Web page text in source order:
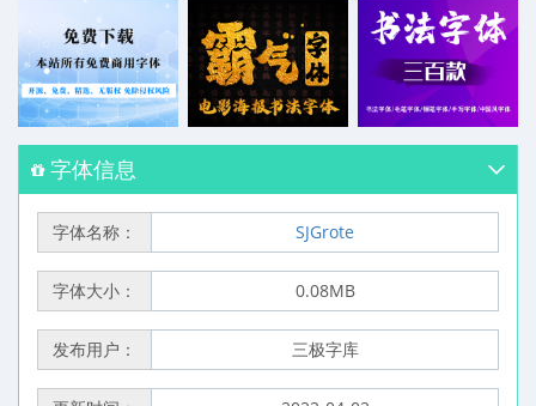
字体信息
字体名称： SJGrote
字体大小： 0.08MB
发布用户： 三极字库